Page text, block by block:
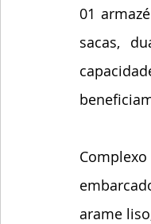
01
sacas,
arame